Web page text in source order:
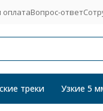
оплатаВопрос-ответ
треки Узкие 5